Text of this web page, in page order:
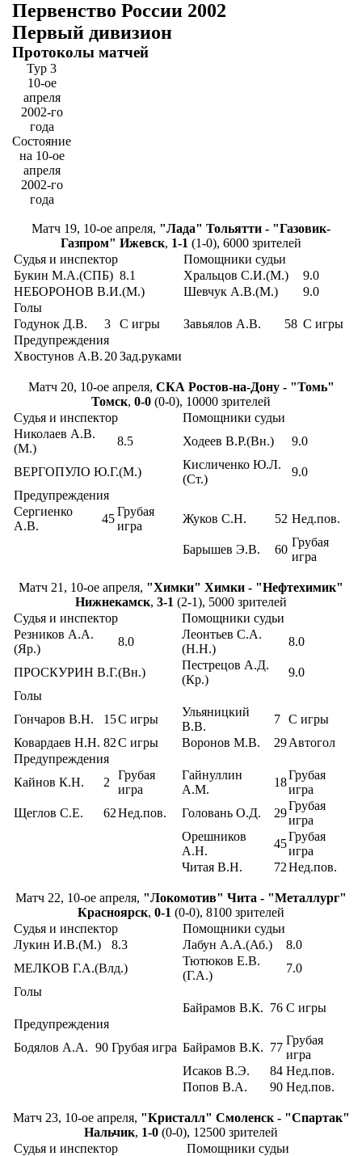
Первенство России 2002
Первый дивизион
Протоколы матчей
Тур 3
10-ое
апреля
2002-го
года
Состояние
на 10-ое
апреля
2002-го
года
Матч 19, 10-ое апреля, "Лада" Тольятти - "Газовик-
Газпром" Ижевск, 1-1 (1-0), 6000 зрителей
Судья и инспектор
Помощники судьи
Букин М.А.(СПБ) 8.1 Хральцов С.И.(М.)
9.0
НЕБОРОНОВ В.И.(М.)
Шевчук А.В.(М.)
9.0
Голы
Годунок Д.В.
3 С игры Завьялов А.В. 58 С игры
Предупреждения
Хвостунов А.В. 20Зад.руками
Матч 20, 10-ое апреля, СКА Ростов-на-Дону - "Томь"
Томск, 0-0 (0-0), 10000 зрителей
Судья и инспектор
Помощники судьи
Николаев А.В.
(М.)
8.5 Ходеев В.Р.(Вн.) 9.0
ВЕРГОПУЛО Ю.Г.(М.)
Кисличенко Ю.Л.
(Ст.)
9.0
Предупреждения
Сергиенко
А.В.
45
Грубая
игра
Жуков С.Н. 52 Нед.пов.
Барышев Э.В. 60
Грубая
игра
Матч 21, 10-ое апреля, "Химки" Химки - "Нефтехимик"
Нижнекамск, 3-1 (2-1), 5000 зрителей
Судья и инспектор
Помощники судьи
Резников А.А.
(Яр.)
8.0
Леонтьев С.А.
(Н.Н.)
8.0
ПРОСКУРИН В.Г.(Вн.)
Пестрецов А.Д.
(Кр.)
9.0
Голы
Гончаров В.Н.
15С игры
Ульяницкий
В.В.
7 С игры
Ковардаев Н.Н. 82С игры Воронов М.В. 29Автогол
Предупреждения
Кайнов К.Н.
2
Грубая
игра
Гайнуллин
А.М.
18
Грубая
игра
Щеглов С.Е.
62Нед.пов. Головань О.Д. 29
Грубая
игра
Орешников
А.Н.
45
Грубая
игра
Читая В.Н.
72Нед.пов.
Матч 22, 10-ое апреля, "Локомотив" Чита - "Металлург"
Красноярск, 0-1 (0-0), 8100 зрителей
Судья и инспектор
Помощники судьи
Лукин И.В.(М.)
8.3 Лабун А.А.(Аб.)
8.0
МЕЛКОВ Г.А.(Влд.)
Тютюков Е.В.
(Г.А.)
7.0
Голы
Байрамов В.К. 76 С игры
Предупреждения
Бодялов А.А. 90 Грубая игра Байрамов В.К. 77
Грубая
игра
Исаков В.Э.
84 Нед.пов.
Попов В.А.
90 Нед.пов.
Матч 23, 10-ое апреля, "Кристалл" Смоленск - "Спартак"
Нальчик, 1-0 (0-0), 12500 зрителей
Судья и инспектор
Помощники судьи